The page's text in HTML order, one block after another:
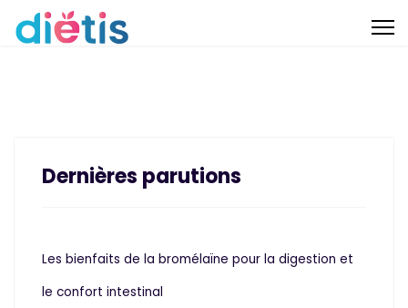
Dernières parutions
Les bienfaits de la bromélaïne pour la digestion et
le confort intestinal